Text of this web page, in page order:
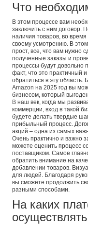
Что
В этом процессе вам
заключить с ним договор.
наличия товаров, во
своему усмотрению. В
прост, все, что вам нужно
полученные заказы и
процессы будут довольно
факт, что это практичный
обратиться в эту область.
Amazon на 2025 год вы
бизнесом, который
В наш век, когда мы
коммерции, вход в такой
будете делать твердые
прибыльный процесс.
акций – одна из самых
Очень практично и важно
можете оценить процесс
поставщиком. Самое
обратить внимание на
добавлении товаров.
для людей. Благодаря
вы сможете продолжить
разными способами.
На каких